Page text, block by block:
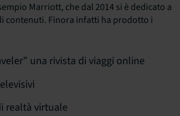
Marriott, che dal 2014 si è dedicato a
contenuti. Finora infatti ha prodotto i
una rivista di viaggi online
realtà virtuale